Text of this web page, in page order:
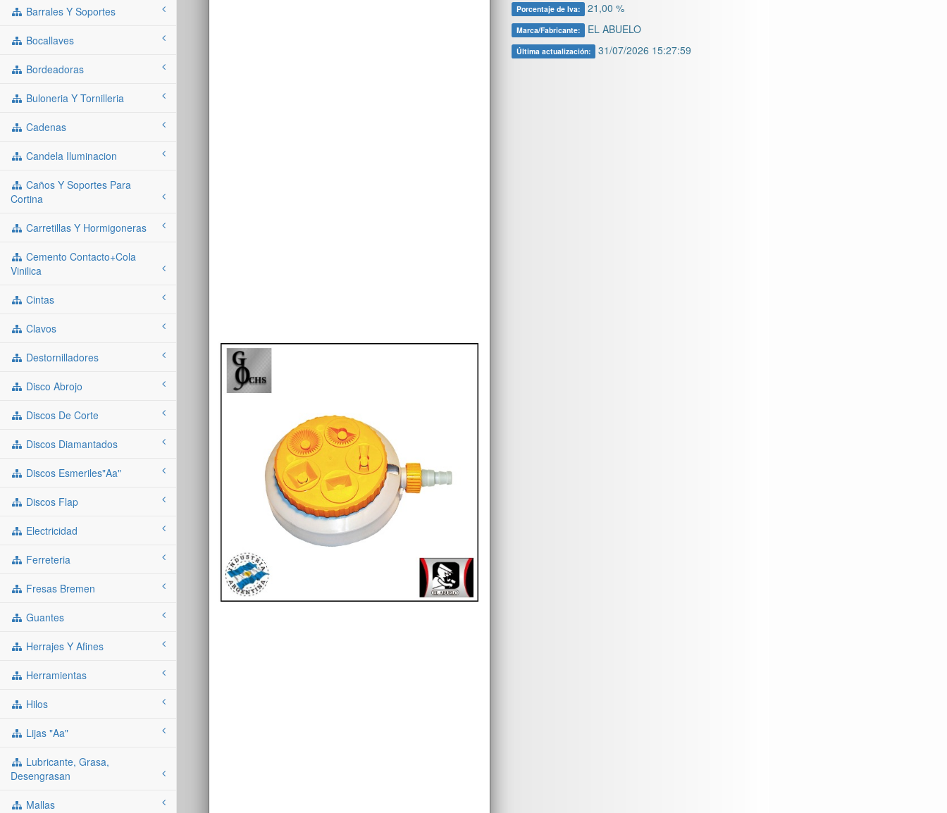
Barrales Y Soportes
Bocallaves
Bordeadoras
Buloneria Y Tornilleria
Cadenas
Candela Iluminacion
Caños Y Soportes Para
Cortina
Carretillas Y Hormigoneras
Cemento Contacto+cola
Vinilica
Cintas
Clavos
Destornilladores
Disco Abrojo
Discos De Corte
Discos Diamantados
Discos Esmeriles"aa"
Discos Flap
Electricidad
Ferreteria
Fresas Bremen
Guantes
Herrajes Y Afines
Herramientas
Hilos
Lijas "aa"
Lubricante, Grasa,
Desengrasan
Mallas
Porcentaje de Iva: 21,00 %
Marca/Fabricante: EL ABUELO
Última actualización: 31/07/2026 15:27:59